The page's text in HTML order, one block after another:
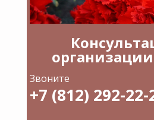
Звоните
+7 (812) 292-22-